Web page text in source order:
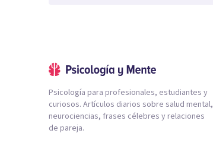
Psicología para profesionales, estudiantes y
curiosos. Artículos diarios sobre salud mental,
neurociencias, frases célebres y relaciones
de pareja.